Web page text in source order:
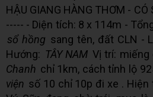
HẬU GIANG HÀNG THƠM -
----- - Diện tích: 8 x 114m -
sổ hồng sang tên, đất CLN -
Hướng: TÂY NAM Vị trí:
Chanh chỉ 1km, cách tỉnh lộ
viện số 10 chỉ 10p đi xe .